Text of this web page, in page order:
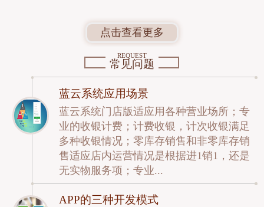
点击查看更多
REQUEST
常见问题
蓝云系统应用场景
蓝云系统门店版适应用各种营业场所；专
业的收银计费；计费收银，计次收银满足
多种收银情况；零库存销售和非零库存销
售适应店内运营情况是根据进1销1，还是
无实物服务项；专业...
APP的三种开发模式